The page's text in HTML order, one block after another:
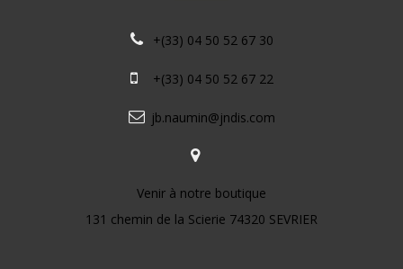
+(33) 04 50 52 67 30
+(33) 04 50 52 67 22
jb.naumin@jndis.com
Venir à notre boutique
131 chemin de la Scierie 74320 SEVRIER